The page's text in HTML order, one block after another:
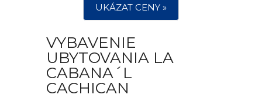
UKÁZAT CENY »
VYBAVENIE
UBYTOVANIA LA
CABANA´L
CACHICAN